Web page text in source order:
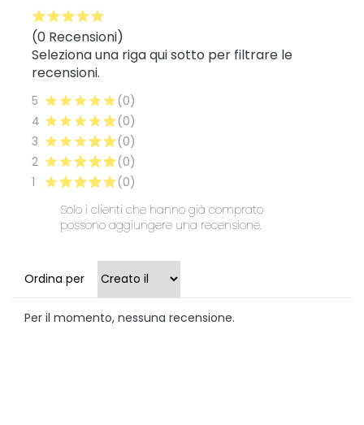
(0 Recensioni)
Seleziona una riga qui sotto per filtrare le
recensioni.
5
(0)
4
(0)
3
(0)
2
(0)
1
(0)
Solo i clienti che hanno già comprato
possono aggiungere una recensione.
Ordina per
Per il momento, nessuna recensione.